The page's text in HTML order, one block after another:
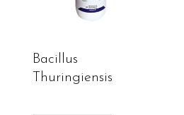
Bacillus
Thuringiensis